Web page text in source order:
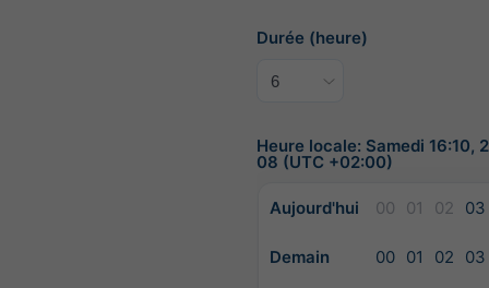
Durée (heure)
Heure locale: Samedi 16:10,
08 (UTC +02:00)
Aujourd'hui 00 01 02 03
Demain 00 01 02 03